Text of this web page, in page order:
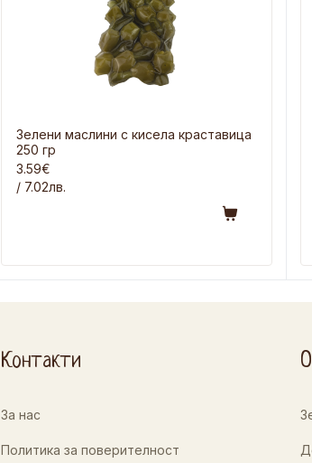
Зелени маслини с кисела краставица
250 гр
3.59€
/ 7.02лв.
Контакти
За нас
Политика за поверителност